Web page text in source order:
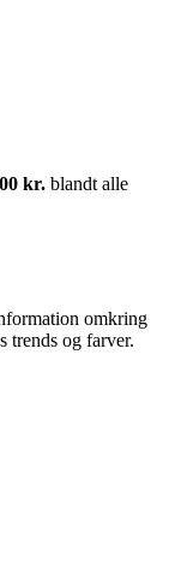
kr. blandt alle
omkring
trends og farver.